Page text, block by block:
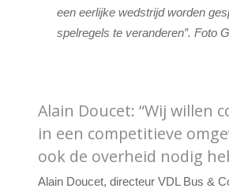
een eerlijke wedstrijd worden
spelregels te veranderen”. Foto
Alain Doucet: “Wij willen
in een competitieve
ook de overheid nodig
Alain Doucet, directeur VDL Bus &